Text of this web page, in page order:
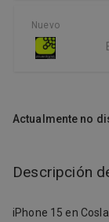
Nuevo
Actualmente no
Descripción
iPhone 15 en